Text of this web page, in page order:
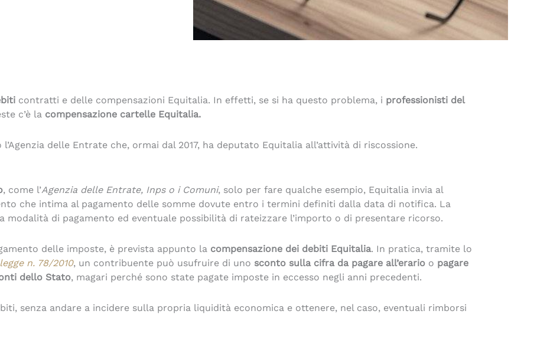
contratti e delle compensazioni Equitalia. In effetti, se si ha questo problema, i professionisti del
c’è la compensazione cartelle Equitalia.
delle Entrate che, ormai dal 2017, ha deputato Equitalia all’attività di riscossione.
, come l’Agenzia delle Entrate, Inps o i Comuni, solo per fare qualche esempio, Equitalia invia al
che intima al pagamento delle somme dovute entro i termini definiti dalla data di notifica. La
di pagamento ed eventuale possibilità di rateizzare l’importo o di presentare ricorso.
delle imposte, è prevista appunto la compensazione dei debiti Equitalia. In pratica, tramite lo
legge n. 78/2010, un contribuente può usufruire di uno sconto sulla cifra da pagare all’erario o pagare
dello Stato, magari perché sono state pagate imposte in eccesso negli anni precedenti.
senza andare a incidere sulla propria liquidità economica e ottenere, nel caso, eventuali rimborsi